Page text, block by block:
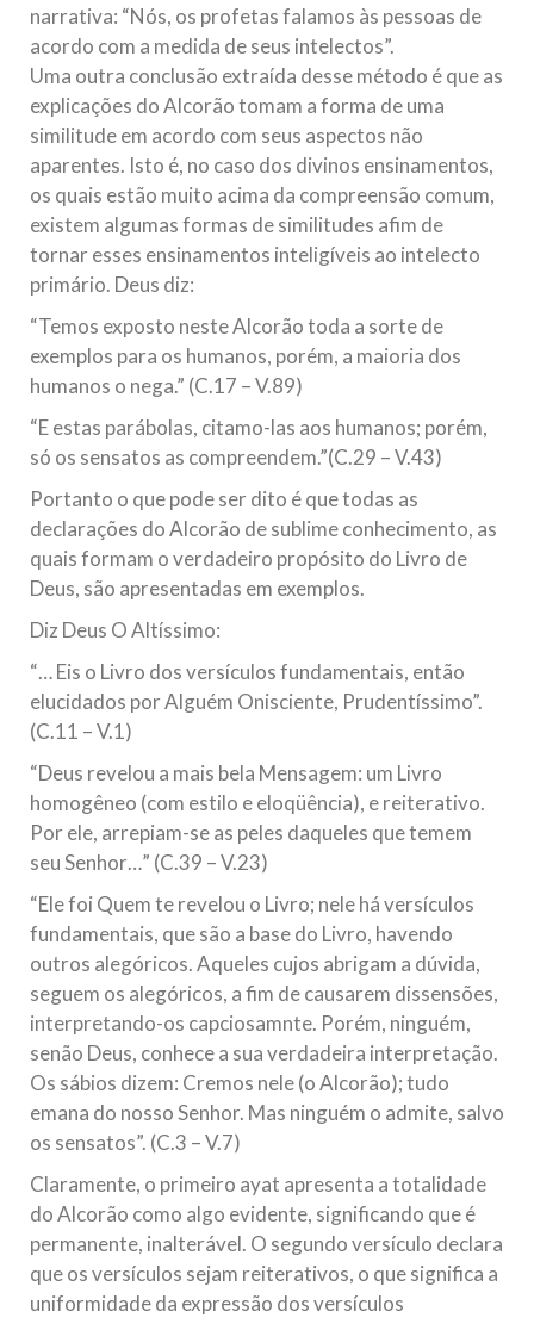
narrativa: “Nós, os profetas falamos às pessoas de
acordo com a medida de seus intelectos”.
Uma outra conclusão extraída desse método é que as
explicações do Alcorão tomam a forma de uma
similitude em acordo com seus aspectos não
aparentes. Isto é, no caso dos divinos ensinamentos,
os quais estão muito acima da compreensão comum,
existem algumas formas de similitudes afim de
tornar esses ensinamentos inteligíveis ao intelecto
primário. Deus diz:
“Temos exposto neste Alcorão toda a sorte de
exemplos para os humanos, porém, a maioria dos
humanos o nega.” (C.17 – V.89)
“E estas parábolas, citamo-las aos humanos; porém,
só os sensatos as compreendem.”(C.29 – V.43)
Portanto o que pode ser dito é que todas as
declarações do Alcorão de sublime conhecimento, as
quais formam o verdadeiro propósito do Livro de
Deus, são apresentadas em exemplos.
Diz Deus O Altíssimo:
“… Eis o Livro dos versículos fundamentais, então
elucidados por Alguém Onisciente, Prudentíssimo”.
(C.11 – V.1)
“Deus revelou a mais bela Mensagem: um Livro
homogêneo (com estilo e eloqüência), e reiterativo.
Por ele, arrepiam-se as peles daqueles que temem
seu Senhor…” (C.39 – V.23)
“Ele foi Quem te revelou o Livro; nele há versículos
fundamentais, que são a base do Livro, havendo
outros alegóricos. Aqueles cujos abrigam a dúvida,
seguem os alegóricos, a fim de causarem dissensões,
interpretando-os capciosamnte. Porém, ninguém,
senão Deus, conhece a sua verdadeira interpretação.
Os sábios dizem: Cremos nele (o Alcorão); tudo
emana do nosso Senhor. Mas ninguém o admite, salvo
os sensatos”. (C.3 – V.7)
Claramente, o primeiro ayat apresenta a totalidade
do Alcorão como algo evidente, significando que é
permanente, inalterável. O segundo versículo declara
que os versículos sejam reiterativos, o que significa a
uniformidade da expressão dos versículos